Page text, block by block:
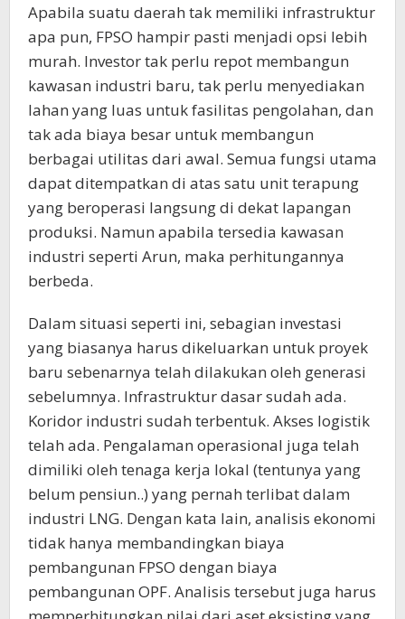
Apabila suatu daerah tak memiliki infrastruktur
apa pun, FPSO hampir pasti menjadi opsi lebih
murah. Investor tak perlu repot membangun
kawasan industri baru, tak perlu menyediakan
lahan yang luas untuk fasilitas pengolahan, dan
tak ada biaya besar untuk membangun
berbagai utilitas dari awal. Semua fungsi utama
dapat ditempatkan di atas satu unit terapung
yang beroperasi langsung di dekat lapangan
produksi. Namun apabila tersedia kawasan
industri seperti Arun, maka perhitungannya
berbeda.
Dalam situasi seperti ini, sebagian investasi
yang biasanya harus dikeluarkan untuk proyek
baru sebenarnya telah dilakukan oleh generasi
sebelumnya. Infrastruktur dasar sudah ada.
Koridor industri sudah terbentuk. Akses logistik
telah ada. Pengalaman operasional juga telah
dimiliki oleh tenaga kerja lokal (tentunya yang
belum pensiun..) yang pernah terlibat dalam
industri LNG. Dengan kata lain, analisis ekonomi
tidak hanya membandingkan biaya
pembangunan FPSO dengan biaya
pembangunan OPF. Analisis tersebut juga harus